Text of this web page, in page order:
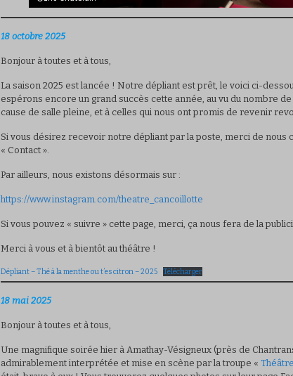
18 octobre 2025
Bonjour à toutes et à tous,
La saison 2025 est lancée ! Notre dépliant est prêt, le voici ci-
espérons encore un grand succès cette année, au vu du nombre
cause de salle pleine, et à celles qui nous ont promis de revenir
Si vous désirez recevoir notre dépliant par la poste, merci de
« Contact ».
Par ailleurs, nous existons désormais sur :
https://www.instagram.com/theatre_cancoillotte
Si vous pouvez « suivre » cette page, merci, ça nous fera de la
Merci à vous et à bientôt au théâtre !
Dépliant – Thé à la menthe ou t’es citron – 2025 Télécharger
18 mai 2025
Bonjour à toutes et à tous,
Une magnifique soirée hier à Amathay-Vésigneux (près de
admirablement interprétée et mise en scène par la troupe «